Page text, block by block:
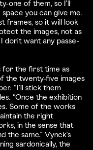
one of them, so I’ll
you can give me.
frames, so it will look
the images, not as
want any passe-
for the first time as
the twenty-five images
“I’ll stick them
“Once the exhibition
Some of the works
the right
in the sense that
the same.” Vynck’s
sardonically, the